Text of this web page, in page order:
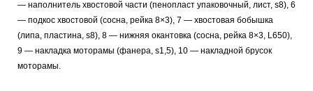
— наполнитель хвостовой части (пенопласт упаковочный, лист, s8), 6
— подкос хвостовой (сосна, рейка 8×3), 7 — хвостовая бобышка
(липа, пластина, s8), 8 — нижняя окантовка (сосна, рейка 8×3, L650),
9 — накладка моторамы (фанера, s1,5), 10 — накладной брусок
моторамы.